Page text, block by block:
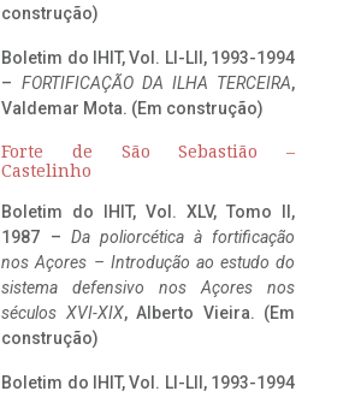
construção)
Boletim do IHIT, Vol. LI-LII, 1993-1994
– FORTIFICAÇÃO DA ILHA TERCEIRA,
Valdemar Mota. (Em construção)
Forte de São Sebastião –
Castelinho
Boletim do IHIT, Vol. XLV, Tomo II,
1987 – Da poliorcética à fortificação
nos Açores – Introdução ao estudo do
sistema defensivo nos Açores nos
séculos XVI-XIX, Alberto Vieira. (Em
construção)
Boletim do IHIT, Vol. LI-LII, 1993-1994